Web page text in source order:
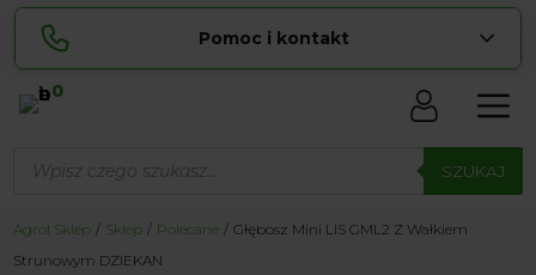
Pomoc i kontakt
Sylwia
pokaż numer
729 856 ... pokaż numer
0
produktów SZUKAJ
Agrol Sklep Sklep Polecane
Głębosz Mini LIS GML2 Z Wałkiem
Strunowym DZIEKAN